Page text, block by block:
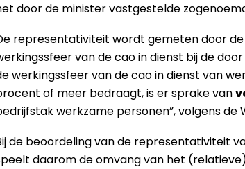
door de minister vastgestelde
representativiteit wordt gemeten door
van de cao in dienst bij de
werkingssfeer van de cao in dienst van
of meer bedraagt, is er sprake van
werkzame personen”, volgens de
de beoordeling van de representativiteit
daarom de omvang van het